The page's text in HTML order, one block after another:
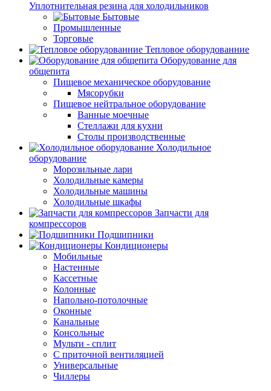
Уплотнительная резина для холодильников
Бытовые
Промышленные
Торговые
Тепловое оборудованние
Оборудование для
общепита
Пищевое механическое оборудование
Мясорубки
Пищевое нейтральное оборудование
Ванные моечные
Стеллажи для кухни
Столы производственные
Холодильное
оборудование
Морозильные лари
Холодильные камеры
Холодильные машины
Холодильные шкафы
Запчасти для
компрессоров
Подшипники
Кондиционеры
Мобильные
Настенные
Кассетные
Колонные
Напольно-потолочные
Оконные
Канальные
Консольные
Мульти - сплит
С приточной вентиляцией
Универсальные
Чиллеры